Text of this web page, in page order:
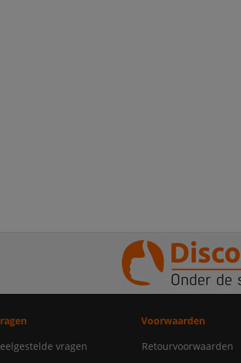
vragen
Voorwaarden
Retourvoorwaarden